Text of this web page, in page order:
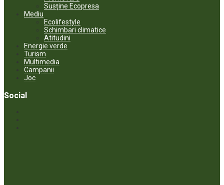
Susține Ecopresa
Mediu
Ecolifestyle
Schimbari climatice
Atitudini
Energie verde
Turism
Multimedia
Campanii
Joc
Social